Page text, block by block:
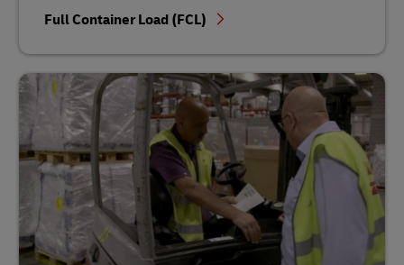
Full Container Load (FCL)